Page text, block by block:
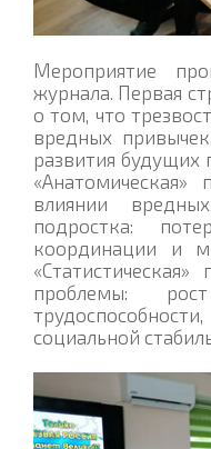
Мероприятие
журнала. Первая
о том, что
вредных
развития будущих
влиянии
подростка:
координации и
проблемы:
социальной